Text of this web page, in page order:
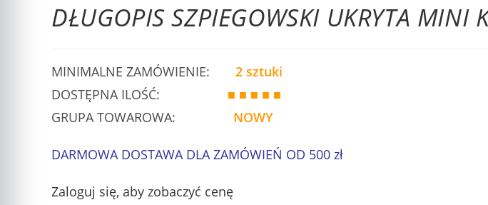
DŁUGOPIS SZPIEGOWSKI UKRYTA MINI
MINIMALNE ZAMÓWIENIE:
2 sztuki
DOSTĘPNA ILOŚĆ:
■ ■ ■ ■ ■
GRUPA TOWAROWA: NOWY
DARMOWA DOSTAWA DLA ZAMÓWIEŃ OD 500 zł
Zaloguj się, aby zobaczyć cenę